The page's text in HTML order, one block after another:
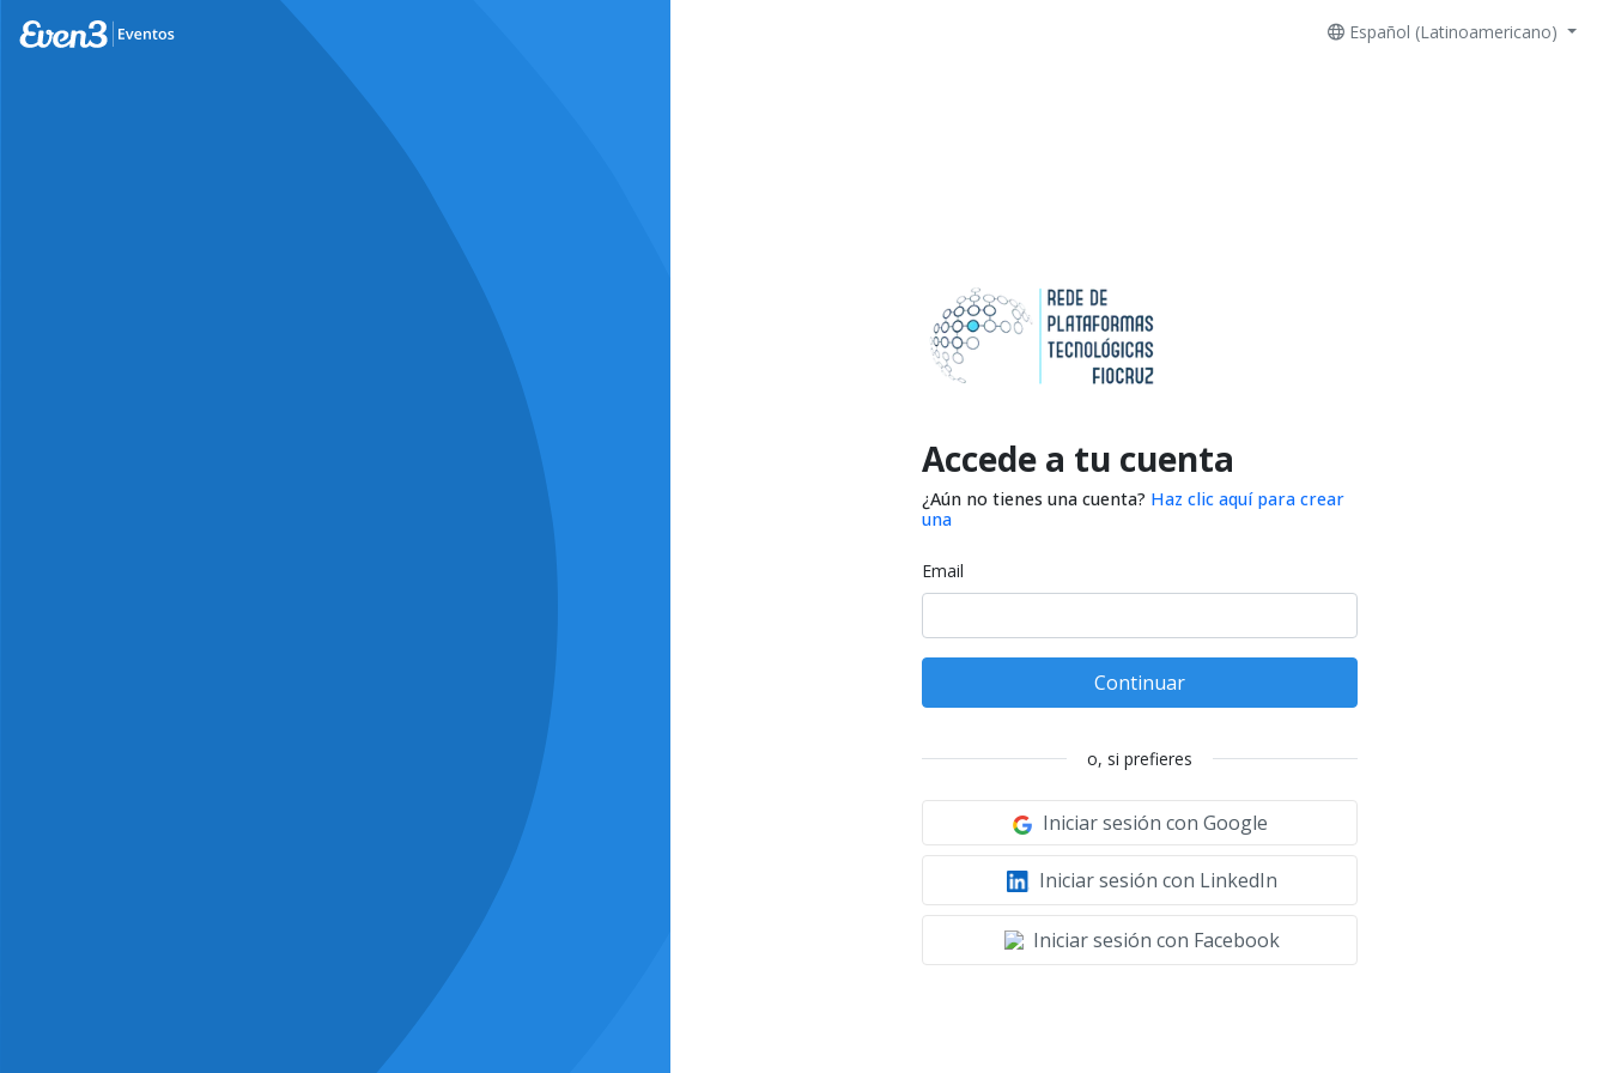
Español (Latinoamericano)
Accede a tu cuenta
¿Aún no tienes una cuenta? Haz clic aquí para crear
una
Email
Continuar
o, si prefieres
Iniciar sesión con Google
Iniciar sesión con LinkedIn
Iniciar sesión con Facebook